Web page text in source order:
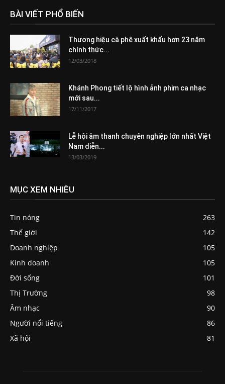
BÀI VIẾT PHỔ BIẾN
Thương hiệu cà phê xuất khẩu hơn 23 năm
chính thức...
12/03/2018
Khánh Phong tiết lộ hình ảnh phim ca nhạc
mới sau...
17/11/2017
Lễ hội âm thanh chuyên nghiệp lớn nhất Việt
Nam diễn...
13/03/2019
MỤC XEM NHIỀU
Tin nóng
263
Thế giới
142
Doanh nghiệp
105
Kinh doanh
105
Đời sống
101
Thị Trường
98
Âm nhạc
90
Người nổi tiếng
86
Xã hội
81